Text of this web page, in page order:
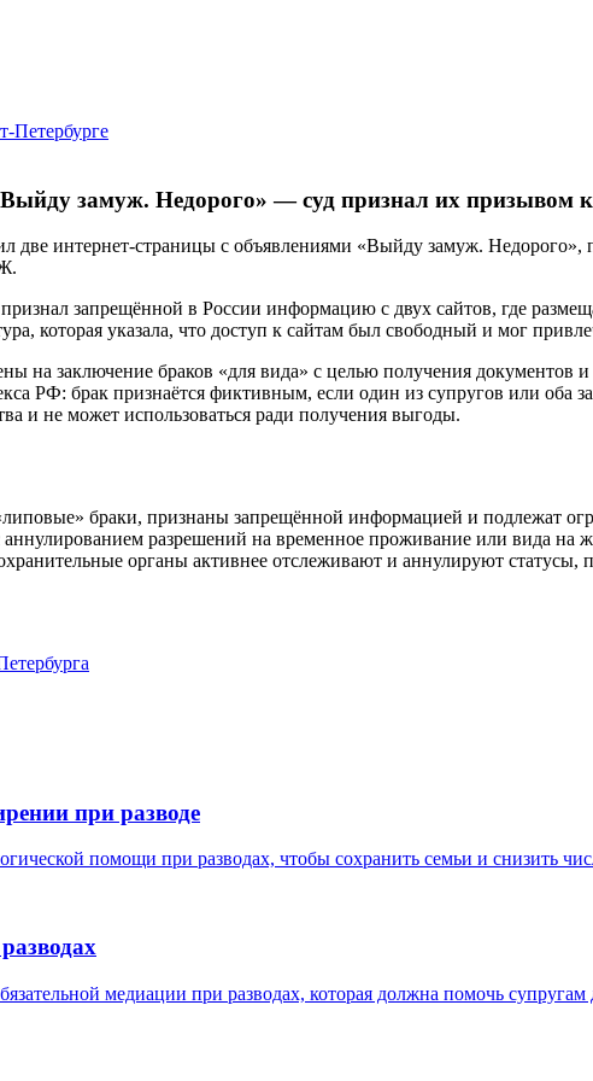
Петербурге
замуж. Недорого» — суд признал их
две интернет‑страницы с объявлениями «Выйду замуж.
запрещённой в России информацию с двух сайтов, где
которая указала, что доступ к сайтам был свободный и мог
на заключение браков «для вида» с целью получения
РФ: брак признаётся фиктивным, если один из супругов или оба
и не может использоваться ради получения выгоды.
браки, признаны запрещённой информацией и подлежат
аннулированием разрешений на временное проживание или вида на
органы активнее отслеживают и аннулируют статусы,
при разводе
помощи при разводах, чтобы сохранить семьи и снизить
медиации при разводах, которая должна помочь супругам